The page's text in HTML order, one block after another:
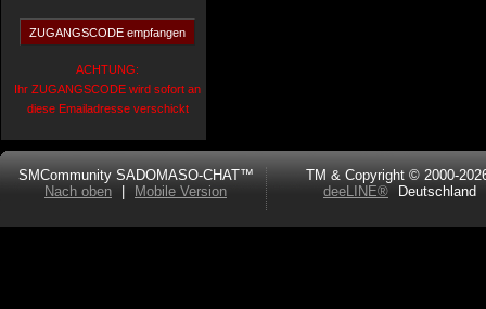
ACHTUNG:
Ihr ZUGANGSCODE wird sofort an
diese Emailadresse verschickt
SMCommunity SADOMASO-CHAT™
Nach oben
Mobile Version
TM & Copyright © 2000-
deeLINE®
Deutschland